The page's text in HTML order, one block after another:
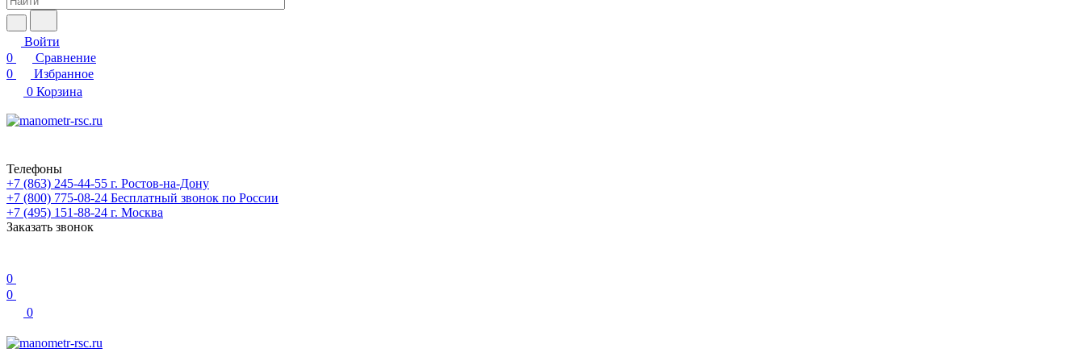
Войти
0
Сравнение
0
Избранное
0 Корзина
Телефоны
+7 (863) 245-44-55 г. Ростов-на-Дону
+7 (800) 775-08-24 Бесплатный звонок по России
+7 (495) 151-88-24 г. Москва
Заказать звонок
0
0
0